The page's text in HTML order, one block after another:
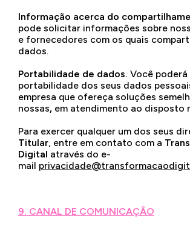
Informação acerca do
pode solicitar informações sobre
e fornecedores com os quais
dados.
Portabilidade de dados. Você
portabilidade dos seus dados
empresa que ofereça soluções
nossas, em atendimento ao disposto
Para exercer qualquer um dos seus
Titular, entre em contato com a
Digital através do e-
mail
9. CANAL DE COMUNICAÇÃO